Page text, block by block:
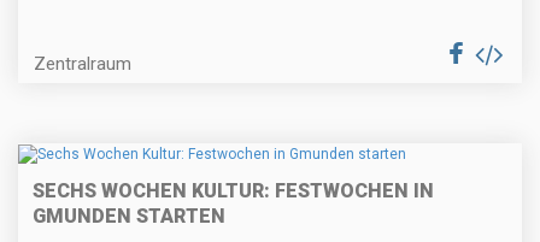
Zentralraum
SECHS WOCHEN KULTUR: FESTWOCHEN IN
GMUNDEN STARTEN